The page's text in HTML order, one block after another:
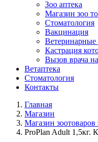
Зоо аптека
Магазин зоо
Стоматология
Вакцинация
Ветеринарные
Кастрация
Вызов врача
Ветаптека
Стоматология
Контакты
Главная
Магазин
Магазин
ProPlan Adult 1,5кг.